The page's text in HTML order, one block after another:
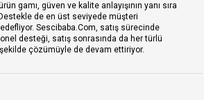
gamı, güven ve kalite anlayışının yanı sıra
de en üst seviyede müşteri
Sescibaba.Com, satış sürecinde
desteği, satış sonrasında da her türlü
şekilde çözümüyle de devam ettiriyor.